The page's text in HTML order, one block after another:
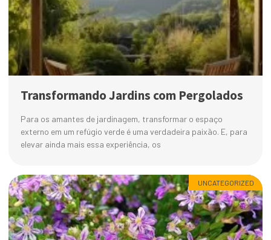
Transformando Jardins com Pergolados
Para os amantes de jardinagem, transformar o espaço
externo em um refúgio verde é uma verdadeira paixão. E, para
elevar ainda mais essa experiência, os
UNCATEGORIZED